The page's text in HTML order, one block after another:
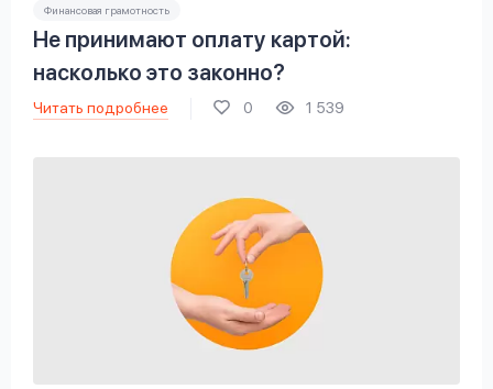
Финансовая грамотность
Не принимают оплату картой:
насколько это законно?
Читать подробнее 0 1 539